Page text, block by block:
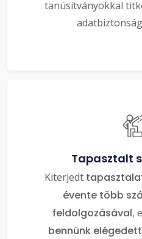
tanúsítványokkal
Tapasztalt
Kiterjedt
évente több
feldolgozásával,
bennünk